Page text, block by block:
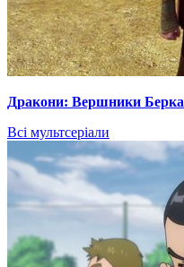
Дракони: Вершники Берка
Всі мультсеріали